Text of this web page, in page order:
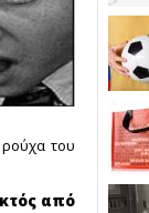
του
από